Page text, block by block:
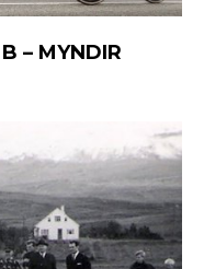
– MYNDIR